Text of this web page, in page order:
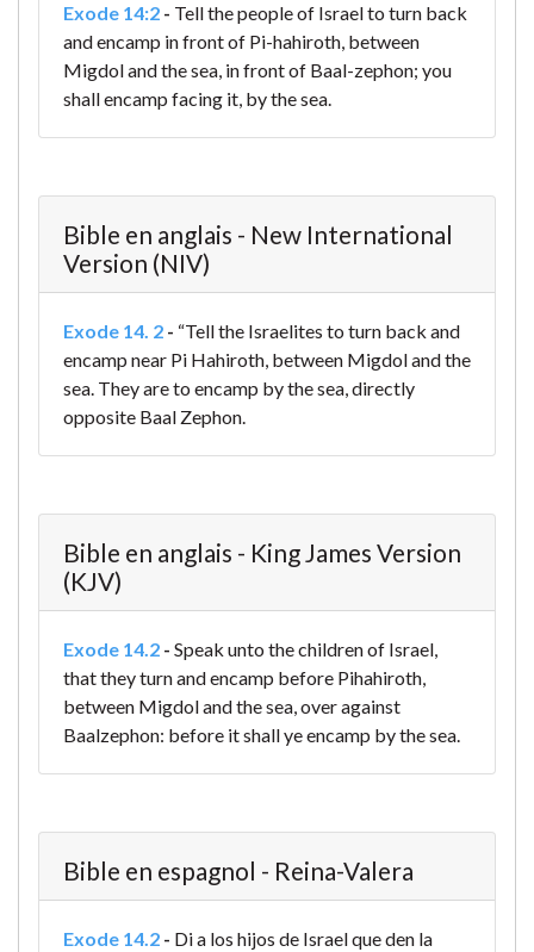
Exode 14:2 - Tell the people of Israel to turn back
and encamp in front of Pi-hahiroth, between
Migdol and the sea, in front of Baal-zephon; you
shall encamp facing it, by the sea.
Bible en anglais - New International
Version (NIV)
Exode 14. 2 - “Tell the Israelites to turn back and
encamp near Pi Hahiroth, between Migdol and the
sea. They are to encamp by the sea, directly
opposite Baal Zephon.
Bible en anglais - King James Version
(KJV)
Exode 14.2 - Speak unto the children of Israel,
that they turn and encamp before Pihahiroth,
between Migdol and the sea, over against
Baalzephon: before it shall ye encamp by the sea.
Bible en espagnol - Reina-Valera
Exode 14.2 - Di a los hijos de Israel que den la